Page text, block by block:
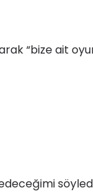
“bize ait